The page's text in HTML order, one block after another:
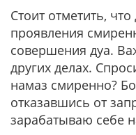
Стоит отметить,
проявления
совершения дуа.
других делах.
намаз смиренно?
отказавшись от
зарабатываю себе